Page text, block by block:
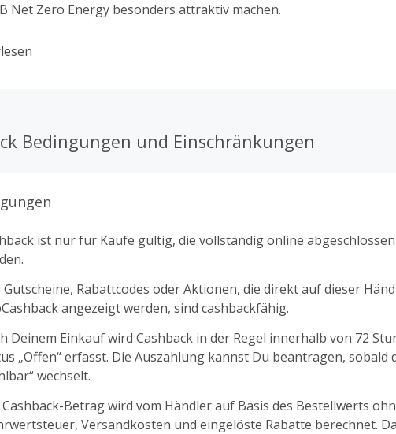
Net Zero Energy besonders attraktiv machen.
Bedingungen und Einschränkungen
ist nur für Käufe gültig, die vollständig online
Rabattcodes oder Aktionen, die direkt auf dieser
angezeigt werden, sind cashbackfähig.
Deinem Einkauf wird Cashback in der Regel innerhalb von 72
„Offen“ erfasst. Die Auszahlung kannst Du beantragen, sobald
wechselt.
Betrag wird vom Händler auf Basis des Bestellwerts
Versandkosten und eingelöste Rabatte berechnet.